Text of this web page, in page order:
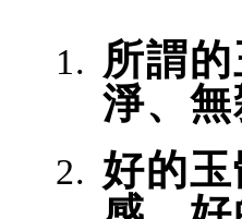
所謂
淨、
好的